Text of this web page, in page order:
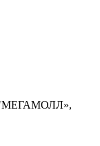
"МЕГАМОЛЛ»,